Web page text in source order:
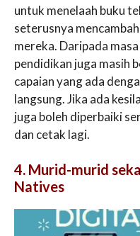
untuk menelaah buku
seterusnya
mereka. Daripada
pendidikan juga masih
capaian yang ada
langsung. Jika ada
juga boleh diperbaiki
dan cetak lagi.
4. Murid-murid
Natives